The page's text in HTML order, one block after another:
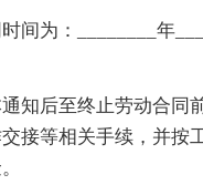
间为：________年
知后至终止劳动合同
接等相关手续，并按